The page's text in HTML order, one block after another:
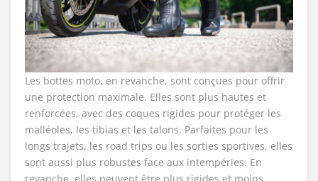
Les bottes moto, en revanche, sont conçues pour offrir
une protection maximale. Elles sont plus hautes et
renforcées, avec des coques rigides pour protéger les
malléoles, les tibias et les talons. Parfaites pour les
longs trajets, les road trips ou les sorties sportives, elles
sont aussi plus robustes face aux intempéries. En